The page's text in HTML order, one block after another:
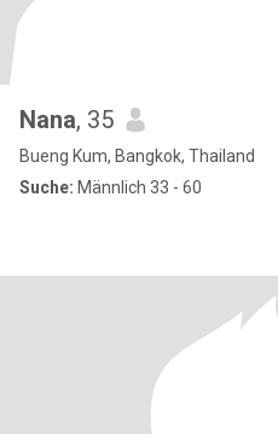
Nana, 35
Bueng Kum, Bangkok, Thailand
Suche: Männlich 33 - 60